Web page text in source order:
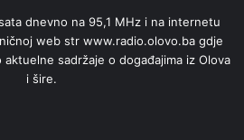
dnevno na 95,1 MHz i na internetu
web str www.radio.olovo.ba gdje
sadržaje o događajima iz Olova
i šire.